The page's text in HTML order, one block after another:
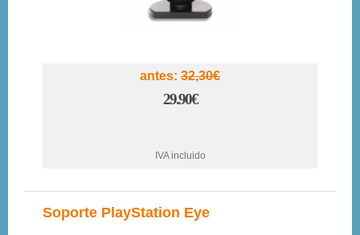
antes: 32,30€
29.90€
IVA incluido
Soporte PlayStation Eye